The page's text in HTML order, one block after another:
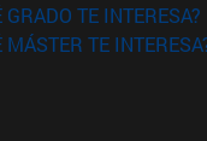
GRADO TE INTERESA?
MÁSTER TE